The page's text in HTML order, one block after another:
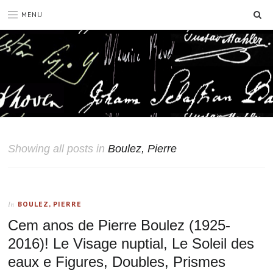
MENU
Showing all posts inBoulez, Pierre
In BOULEZ, PIERRE
Cem anos de Pierre Boulez (1925-
2016)! Le Visage nuptial, Le Soleil des
eaux e Figures, Doubles, Prismes